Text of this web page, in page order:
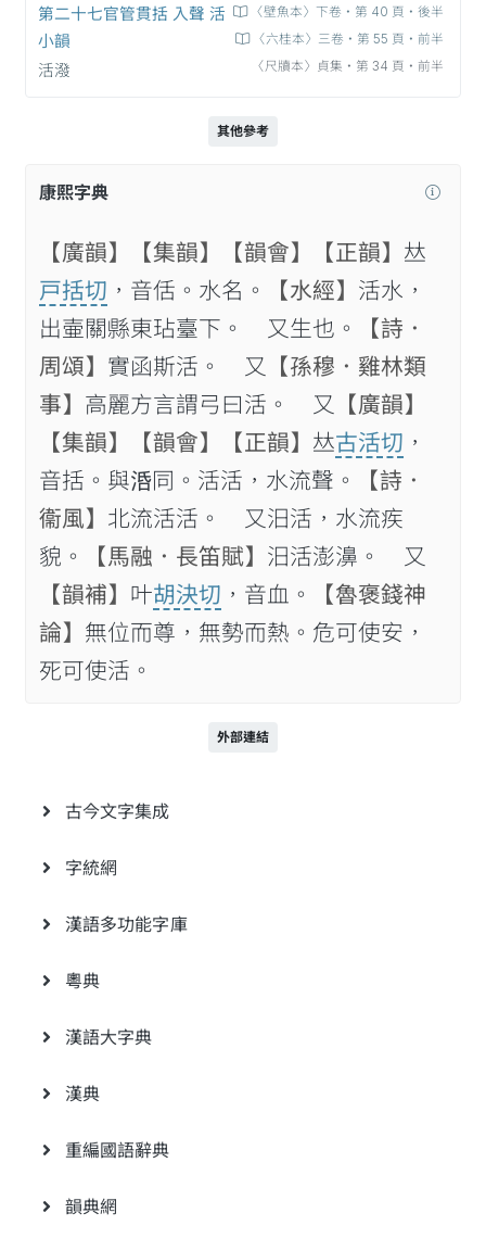
〈壁魚本〉下卷‧第 40 頁‧後半
〈六桂本〉三卷‧第 55 頁‧前半
〈尺牘本〉貞集‧第 34 頁‧前半
第二十七官管貫括 入聲 活
小韻
活潑
其他參考
康熙字典
【廣韻】 【集韻】 【韻會】 【正韻】 𠀤
戸括切 ，音佸。水名。 【水經】 活水，
出壷關縣東玷臺下。 又生也。
【詩．
周頌】 實函斯活。 又
【孫穆．雞林類
事】 高麗方言謂弓曰活。 又
【廣韻】
【集韻】
【韻會】 【正韻】 𠀤古活切 ，
音括。與𣴠同。活活，水流聲。
【詩．
衞風】 北流活活。 又汨活，水流疾
貌。
【馬融．長笛賦】 汨活澎濞。 又
【韻補】 叶胡決切 ，音血。
【魯褒錢神
論】 無位而尊，無勢而熱。危可使安，
死可使活。
外部連結
古今文字集成
字統網
漢語多功能字庫
粵典
漢語大字典
漢典
重編國語辭典
韻典網